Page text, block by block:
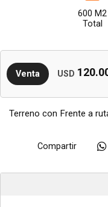
600 M2
Total
Venta USD
Terreno con Frente a
Compartir